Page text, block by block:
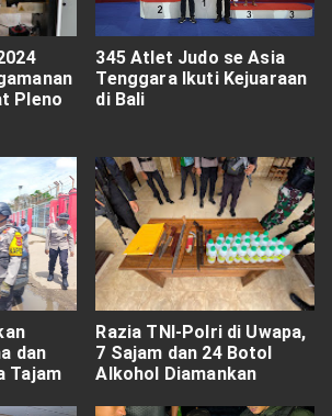
Pleno
345 Atlet Judo se Asia
Tenggara Ikuti Kejuaraan
di Bali
dan
Tajam
Razia TNI-Polri di Uwapa,
7 Sajam dan 24 Botol
Alkohol Diamankan